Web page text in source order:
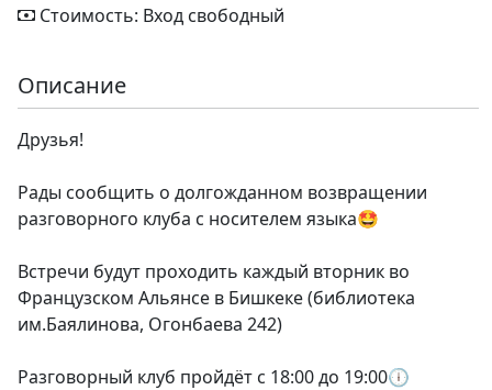
Стоимость: Вход свободный
Описание
Друзья!
Рады сообщить о долгожданном возвращении
разговорного клуба с носителем языка🤩
Встречи будут проходить каждый вторник во
Французском Альянсе в Бишкеке (библиотека
им.Баялинова, Огонбаева 242)
Разговорный клуб пройдёт с 18:00 до 19:00🕕